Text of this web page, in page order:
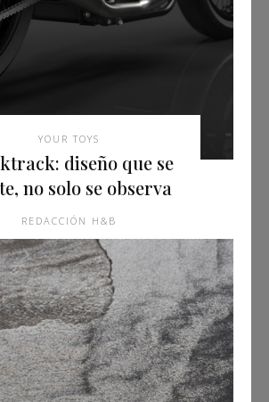
YOUR TOYS
diseño que se
no solo se observa
REDACCIÓN H&B